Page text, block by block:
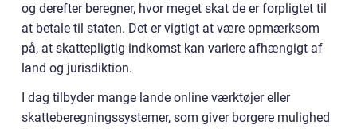
og derefter beregner, hvor meget skat de er forpligtet til
at betale til staten. Det er vigtigt at være opmærksom
på, at skattepligtig indkomst kan variere afhængigt af
land og jurisdiktion.
I dag tilbyder mange lande online værktøjer eller
skatteberegningssystemer, som giver borgere mulighed